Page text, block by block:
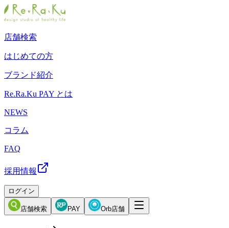
店舗検索
はじめての方
ブランド紹介
Re.Ra.Ku PAY とは
NEWS
コラム
FAQ
採用情報
ログイン
店舗検索 PAY Orb店舗